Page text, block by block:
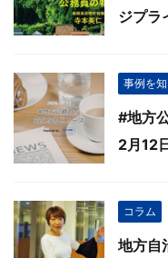
ジプラ
事例を
#地方
2月12
コラム
地方自